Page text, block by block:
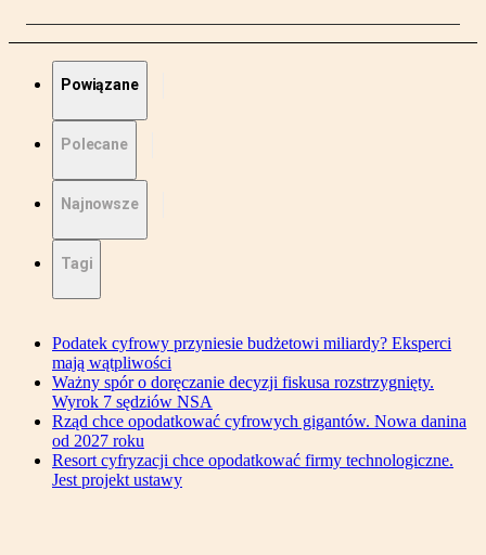
Powiązane
Polecane
Najnowsze
Tagi
Podatek cyfrowy przyniesie budżetowi miliardy? Eksperci
mają wątpliwości
Ważny spór o doręczanie decyzji fiskusa rozstrzygnięty.
Wyrok 7 sędziów NSA
Rząd chce opodatkować cyfrowych gigantów. Nowa danina
od 2027 roku
Resort cyfryzacji chce opodatkować firmy technologiczne.
Jest projekt ustawy